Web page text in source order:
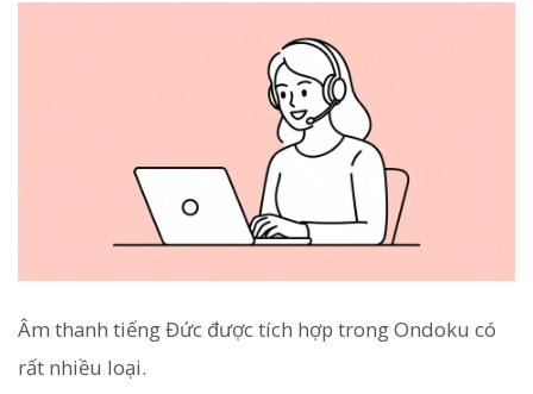
Âm thanh tiếng Đức được tích hợp trong Ondoku có
rất nhiều loại.